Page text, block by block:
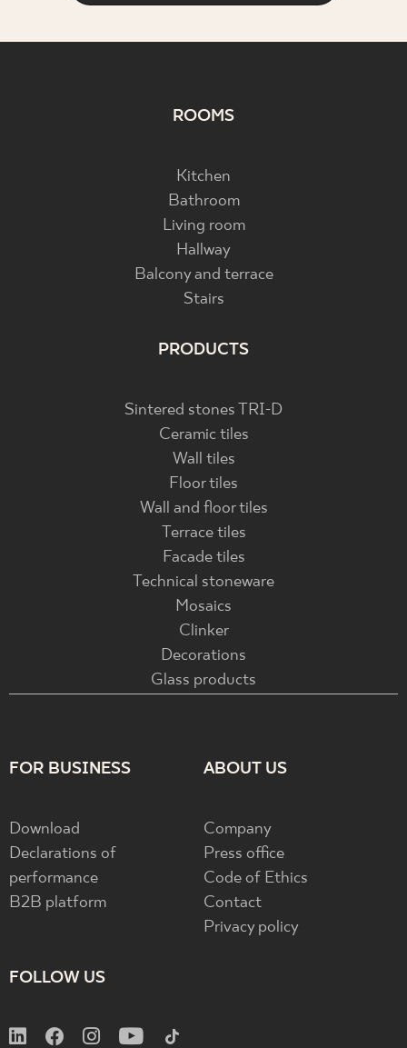
ROOMS
Kitchen
Bathroom
Living room
Hallway
Balcony and terrace
Stairs
PRODUCTS
Sintered stones TRI-D
Ceramic tiles
Wall tiles
Floor tiles
Wall and floor tiles
Terrace tiles
Facade tiles
Technical stoneware
Mosaics
Clinker
Decorations
Glass products
FOR BUSINESS
Download
Declarations of
performance
B2B platform
ABOUT US
Company
Press office
Code of Ethics
Contact
Privacy policy
FOLLOW US